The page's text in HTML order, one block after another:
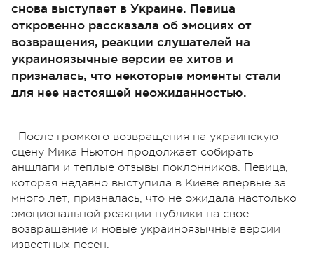
снова выступает в Украине. Певица
откровенно рассказала об эмоциях от
возвращения, реакции слушателей на
украиноязычные версии ее хитов и
призналась, что некоторые моменты стали
для нее настоящей неожиданностью.
После громкого возвращения на украинскую
сцену Мика Ньютон продолжает собирать
аншлаги и теплые отзывы поклонников. Певица,
которая недавно выступила в Киеве впервые за
много лет, призналась, что не ожидала настолько
эмоциональной реакции публики на свое
возвращение и новые украиноязычные версии
известных песен.